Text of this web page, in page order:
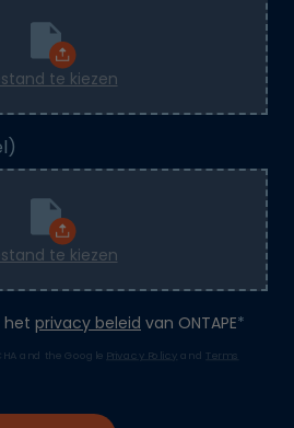
te kiezen
te kiezen
het privacy beleid van ONTAPE*
and the Google Privacy Policy and Terms